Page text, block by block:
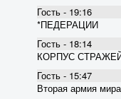
Гость - 19:16
*ПЕДЕРАЦИИ
Гость - 18:14
КОРПУС
Гость - 15:47
Вторая армия